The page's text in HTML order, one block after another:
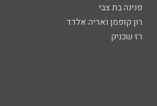
פנינה בת צבי
רון קופמן ואריה אלדד
רז שכניק